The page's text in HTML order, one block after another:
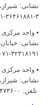
۳-۳۶۴۶۱۸۸۱-۰۷۱
• واحد مرکزی
۳۲۳۱۸۱۹۱-۰۷۱
• واحد مرکزی
تلفن: ۳۶۴۷۴۶۰۰-۰۷۱